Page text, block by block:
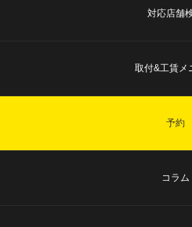
対応店舗
取付&工賃メ
予約
コラム